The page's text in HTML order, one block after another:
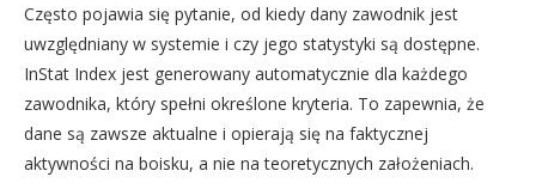
Często pojawia się pytanie, od kiedy dany zawodnik jest
uwzględniany w systemie i czy jego statystyki są dostępne.
InStat Index jest generowany automatycznie dla każdego
zawodnika, który spełni określone kryteria. To zapewnia, że
dane są zawsze aktualne i opierają się na faktycznej
aktywności na boisku, a nie na teoretycznych założeniach.